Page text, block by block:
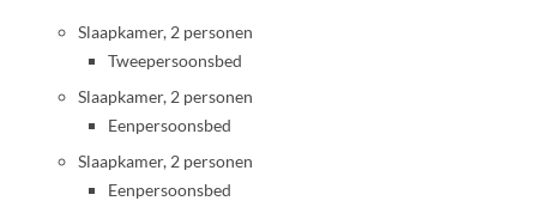
Slaapkamer, 2 personen
Tweepersoonsbed
Slaapkamer, 2 personen
Eenpersoonsbed
Slaapkamer, 2 personen
Eenpersoonsbed